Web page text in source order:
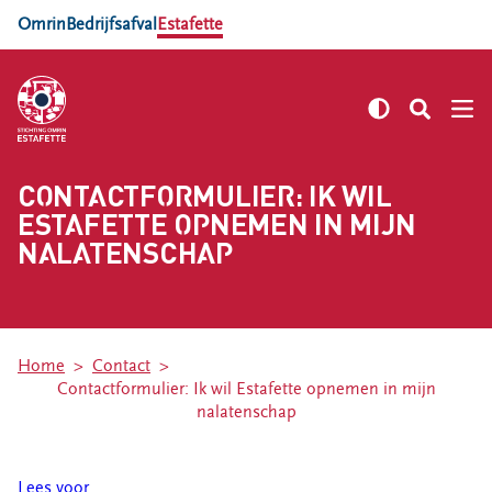
OmrinBedrijfsafval Estafette
Locaties
Estafette recyclewinkel Sneek
Estafette recyclewinkel Oosterwolde
Estafette Recycle Boulevard Leeuwarden
CONTACTFORMULIER: IK WIL
ESTAFETTE OPNEMEN IN MIJN
NALATENSCHAP
Home
Contact
Contactformulier: Ik wil Estafette opnemen in mijn
nalatenschap
Lees voor